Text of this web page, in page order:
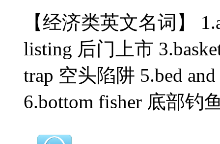
【经济类英文名词】
listing 后门上市
trap 空头陷阱 5.bed
6.bottom fisher 底部钓